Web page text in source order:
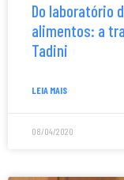
Do laboratório
alimentos: a
Tadini
LEIA MAIS
08/04/2020